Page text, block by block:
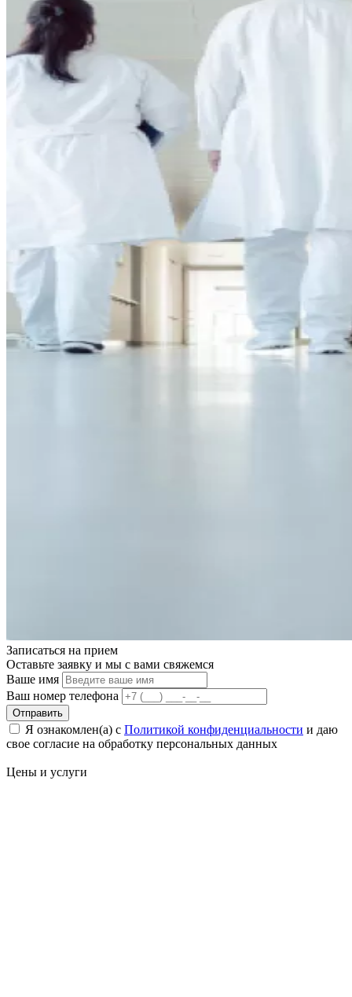
Записаться на прием
Оставьте заявку и мы с вами свяжемся
Ваше имя
Ваш номер телефона
Отправить
Я ознакомлен(а) с Политикой конфиденциальности и даю
свое cогласие на обработку персональных данных
Цены и услуги